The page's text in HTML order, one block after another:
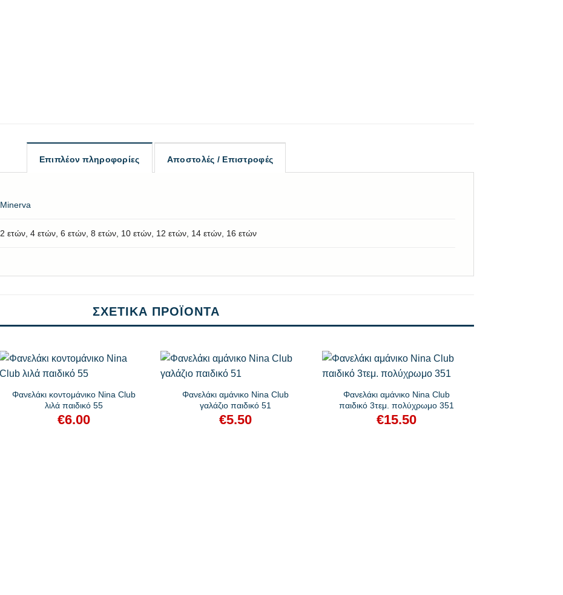
Επιπλέον πληροφορίες Αποστολές / Επιστροφές
Minerva
2 ετών, 4 ετών, 6 ετών, 8 ετών, 10 ετών, 12 ετών, 14 ετών, 16 ετών
ΣΧΕΤΙΚΆ ΠΡΟΪΌΝΤΑ
+
Φανελάκι κοντομάνικο Nina Club
λιλά παιδικό 55
€6.00
+
Φανελάκι αμάνικο Nina Club
γαλάζιο παιδικό 51
€5.50
+
Φανελάκι αμάνικο Nina Club
παιδικό 3τεμ. πολύχρωμο 351
€15.50